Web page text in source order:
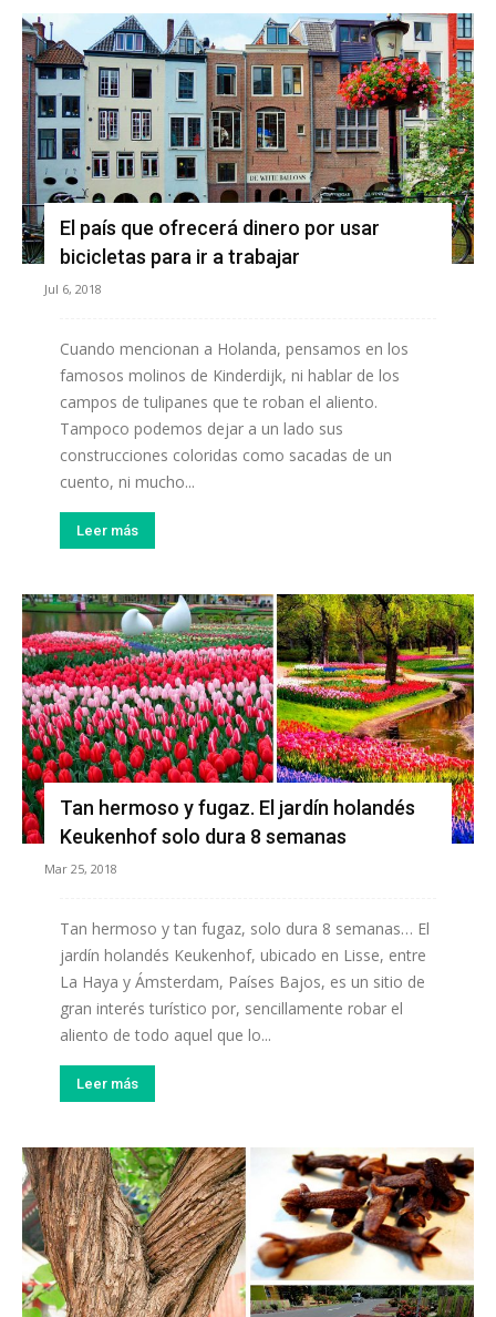
El país que ofrecerá dinero por usar
bicicletas para ir a trabajar
Jul 6, 2018
Cuando mencionan a Holanda, pensamos en los
famosos molinos de Kinderdijk, ni hablar de los
campos de tulipanes que te roban el aliento.
Tampoco podemos dejar a un lado sus
construcciones coloridas como sacadas de un
cuento, ni mucho...
Leer más
Tan hermoso y fugaz. El jardín holandés
Keukenhof solo dura 8 semanas
Mar 25, 2018
Tan hermoso y tan fugaz, solo dura 8 semanas… El
jardín holandés Keukenhof, ubicado en Lisse, entre
La Haya y Ámsterdam, Países Bajos, es un sitio de
gran interés turístico por, sencillamente robar el
aliento de todo aquel que lo...
Leer más